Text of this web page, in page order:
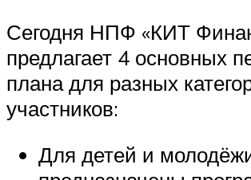
Сегодня НПФ «КИТ
предлагает 4 основных
плана для разных
участников:
Для детей и